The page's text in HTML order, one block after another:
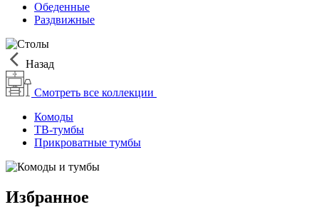
Обеденные
Раздвижные
Назад
Смотреть все коллекции
Комоды
ТВ-тумбы
Прикроватные тумбы
Избранное